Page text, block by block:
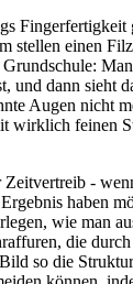
Fingerfertigkeit
stellen einen
und dann sieht
Augen nicht
wirklich feinen
Zeitvertreib -
haben
wie man
die
so die